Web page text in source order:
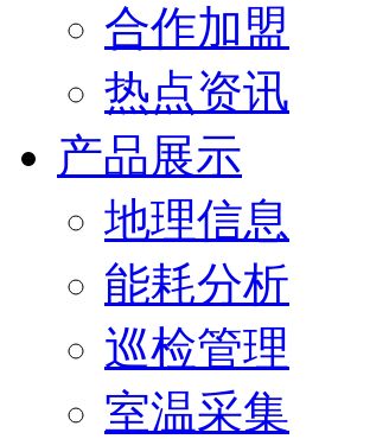
合作加盟
热点资讯
产品展示
地理信息
能耗分析
巡检管理
室温采集